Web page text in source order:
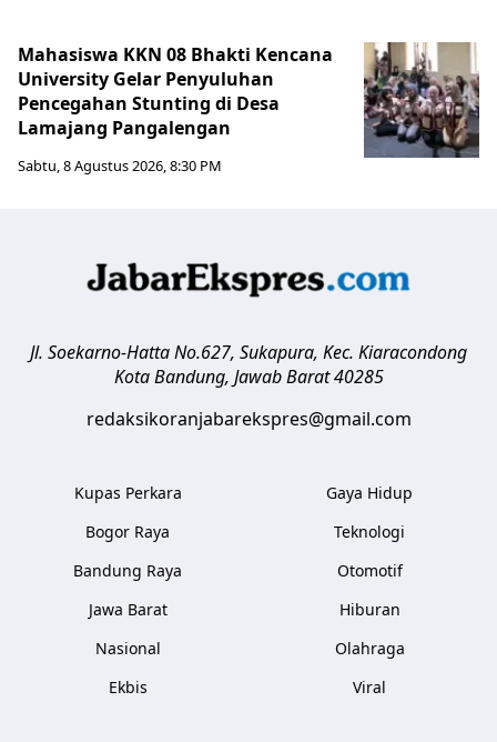
Mahasiswa KKN 08 Bhakti Kencana
University Gelar Penyuluhan
Pencegahan Stunting di Desa
Lamajang Pangalengan
Sabtu, 8 Agustus 2026, 8:30 PM
Jl. Soekarno-Hatta No.627, Sukapura, Kec. Kiaracondong
Kota Bandung, Jawab Barat 40285
redaksikoranjabarekspres@gmail.com
Kupas Perkara
Bogor Raya
Bandung Raya
Jawa Barat
Nasional
Ekbis
Gaya Hidup
Teknologi
Otomotif
Hiburan
Olahraga
Viral